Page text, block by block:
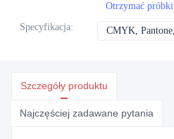
Otrzymać próbki
Specyfikacja:
Szczegóły produktu
Najczęściej zadawane pytania